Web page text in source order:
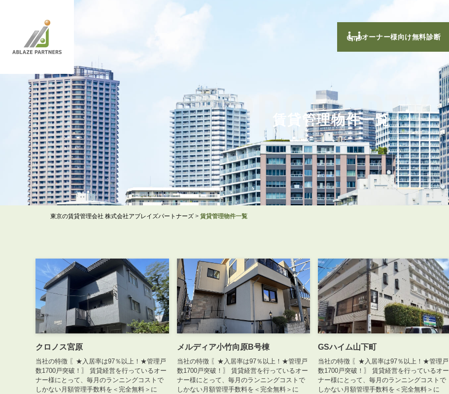
オーナー様向け無料診断
PROPERTY
賃貸管理物件一覧
東京の賃貸管理会社 株式会社アブレイズパートナーズ > 賃貸管理物件一覧
クロノス宮原
当社の特徴 〖★入居率は97％以上！★管理戸
数1700戸突破！〗 賃貸経営を行っているオー
ナー様にとって、毎月のランニングコストで
しかない月額管理手数料を＜完全無料＞に
メルディア小竹向原B号棟
当社の特徴 〖★入居率は97％以上！★管理戸
数1700戸突破！〗 賃貸経営を行っているオー
ナー様にとって、毎月のランニングコストで
しかない月額管理手数料を＜完全無料＞に
GSハイム山下町
当社の特徴 〖★入居率は97％以上！★管理戸
数1700戸突破！〗 賃貸経営を行っているオー
ナー様にとって、毎月のランニングコストで
しかない月額管理手数料を＜完全無料＞に